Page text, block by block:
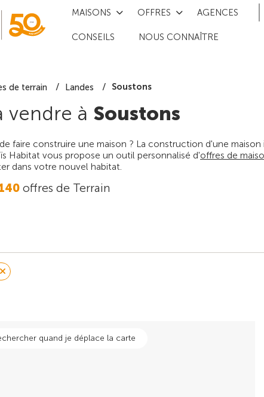
MAISONS OFFRES AGENCES
CONSEILS NOUS CONNAÎTRE
de terrain Landes Soustons
vendre à Soustons
faire construire une maison ? La construction d'une
Habitat vous propose un outil personnalisé d'offres de
dans votre nouvel habitat.
offres de Terrain
quand je déplace la carte